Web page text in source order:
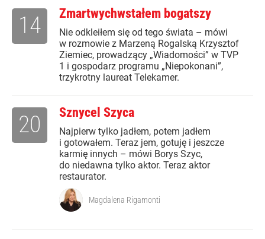
Zmartwychwstałem bogatszy
Nie odkleiłem się od tego świata – mówi
w rozmowie z Marzeną Rogalską Krzysztof
Ziemiec, prowadzący „Wiadomości” w TVP
1 i gospodarz programu „Niepokonani”,
trzykrotny laureat Telekamer.
14
Sznycel Szyca
Najpierw tylko jadłem, potem jadłem
i gotowałem. Teraz jem, gotuję i jeszcze
karmię innych – mówi Borys Szyc,
do niedawna tylko aktor. Teraz aktor
restaurator.
20
Magdalena Rigamonti